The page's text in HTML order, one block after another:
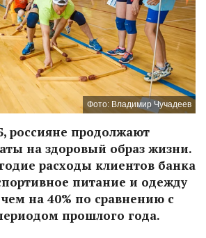
Фото: Владимир Чучадеев
россияне продолжают
на здоровый образ жизни.
расходы клиентов банка
питание и одежду
на 40% по сравнению с
прошлого года.